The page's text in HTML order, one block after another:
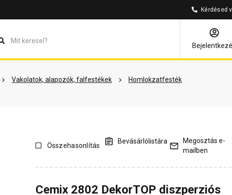
Kérdésed
Vakolatok, alapozók, falfestékek
Homlokzatfesték
Dokumentumok Vásárlói vélemények Kérdések és válaszok
Összehasonlítás
Bevásárlólistára
Megosztás e-
mailben
Cemix 2802 DekorTOP diszperziós